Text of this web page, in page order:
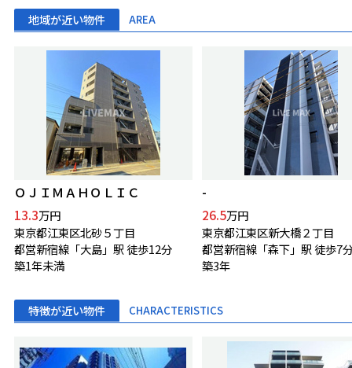
地域が近い物件 AREA
ＯＪＩＭＡＨＯＬＩＣ
13.3万円
東京都江東区北砂５丁目
都営新宿線「大島」駅 徒歩12分
築1年未満
-
26.5万円
東京都江東区新大橋２丁目
都営新宿線「森下」駅 徒歩7
築3年
特徴が近い物件 CHARACTERISTICS